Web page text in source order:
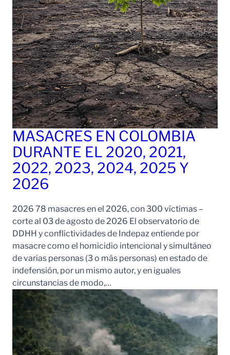
MASACRES EN COLOMBIA
DURANTE EL 2020, 2021,
2022, 2023, 2024, 2025 Y
2026
2026 78 masacres en el 2026, con 300 víctimas –
corte al 03 de agosto de 2026 El observatorio de
DDHH y conflictividades de Indepaz entiende por
masacre como el homicidio intencional y simultáneo
de varias personas (3 o más personas) en estado de
indefensión, por un mismo autor, y en iguales
circunstancias de modo,…